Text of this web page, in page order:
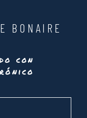
BONAIRE
con